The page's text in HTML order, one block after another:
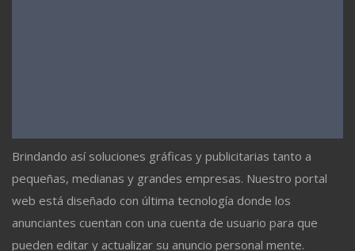
Brindando así soluciones gráficas y publicitarias tanto a
pequeñas, medianas y grandes empresas. Nuestro portal
web está diseñado con última tecnología donde los
anunciantes cuentan con una cuenta de usuario para que
pueden editar y actualizar su anuncio personal mente.